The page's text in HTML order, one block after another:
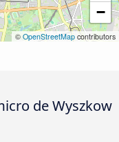
−
© OpenStreetMap contributors
de Wyszkow